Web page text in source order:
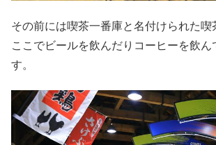
その前には喫茶一番庫と名付けられた喫
ここでビールを飲んだりコーヒーを飲ん
す。